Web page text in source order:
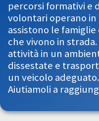
percorsi formativi e
volontari operano
assistono le
che vivono in
attività in un
dissestate e
un veicolo
Aiutiamoli a